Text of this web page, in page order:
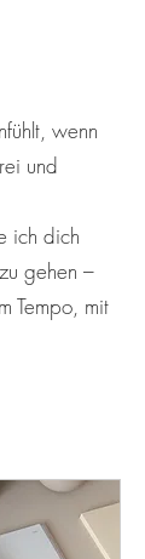
wenn
und
ich dich
gehen –
Tempo, mit